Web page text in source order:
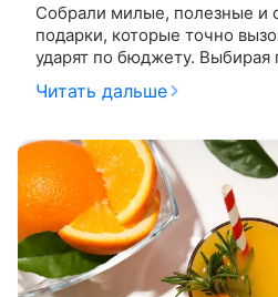
Собрали милые, полезные и
подарки, которые точно
ударят по бюджету. Выбирая
чтобы и радость у
Читать дальше